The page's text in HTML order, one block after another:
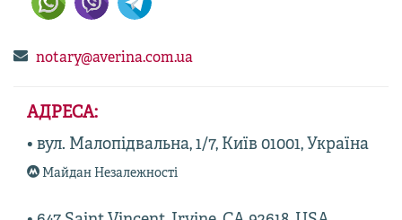
notary@averina.com.ua
АДРЕСА:
• вул. Малопідвальна, 1/7, Київ 01001, Україна
Майдан Незалежності